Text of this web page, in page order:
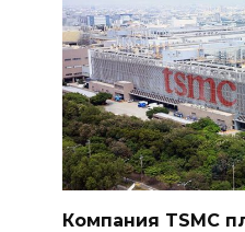
Компания TSMC